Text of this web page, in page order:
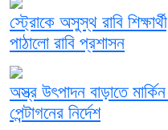
স্ট্রোকে অসুস্থ রাবি
পাঠালো রাবি প্রশাসন
অস্ত্র উৎপাদন বাড়াতে
পেন্টাগনের নির্দেশ